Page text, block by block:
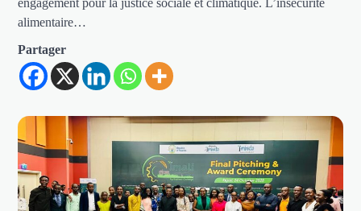
alimentaire…
Partager